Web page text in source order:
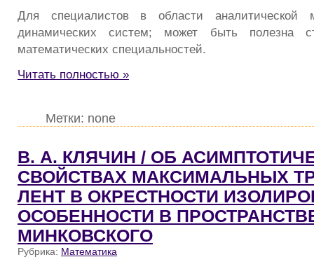
Для специалистов в области аналитической
динамических систем; может быть полезна
математических специальностей.
Читать полностью »
Метки: none
В. А. КЛЯЧИН / ОБ
СВОЙСТВАХ МАКСИМАЛЬНЫХ
ЛЕНТ В ОКРЕСТНОСТИ
ОСОБЕННОСТИ В
МИНКОВСКОГО
Рубрика: Математика